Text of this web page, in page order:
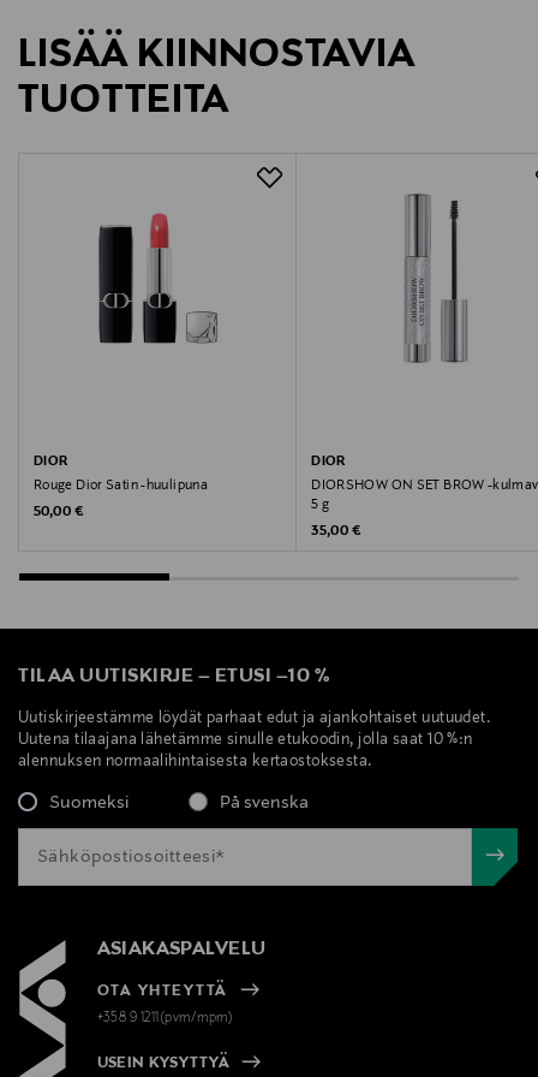
Valmistajan osoite
29 Avenue Montaigne, 75008 Paris, France
LISÄÄ KIINNOSTAVIA
TUOTTEITA
DIOR
Rouge Dior Satin -huulipuna
Original Price
50,00 €
DIOR
DIORSHOW ON SET BROW -
5 g
Original Price
35,00 €
TILAA UUTISKIRJE – ETUSI –10 %
Uutiskirjeestämme löydät parhaat edut ja ajankohtaiset uutuudet.
Uutena tilaajana lähetämme sinulle etukoodin, jolla saat 10 %:n
alennuksen normaalihintaisesta kertaostoksesta.
Suomeksi På svenska
ASIAKASPALVELU
OTA YHTEYTTÄ
+358 9 1211(pvm/mpm)
USEIN KYSYTTYÄ